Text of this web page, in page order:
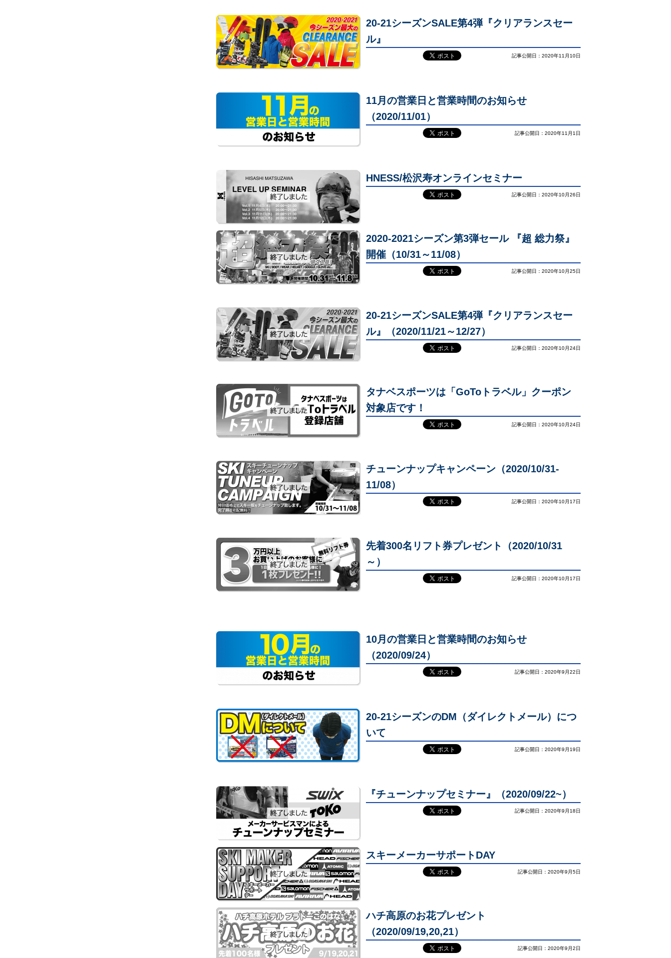
20-21シーズンSALE第4弾『クリアランスセー
ル』
記事公開日：2020年11月10日
11月の営業日と営業時間のお知らせ
（2020/11/01）
記事公開日：2020年11月1日
HNESS/松沢寿オンラインセミナー
記事公開日：2020年10月26日
2020-2021シーズン第3弾セール 『超 総力祭』
開催（10/31～11/08）
記事公開日：2020年10月25日
20-21シーズンSALE第4弾『クリアランスセー
ル』（2020/11/21～12/27）
記事公開日：2020年10月24日
タナベスポーツは「GoToトラベル」クーポン
対象店です！
記事公開日：2020年10月24日
チューンナップキャンペーン（2020/10/31-
11/08）
記事公開日：2020年10月17日
先着300名リフト券プレゼント（2020/10/31
～）
記事公開日：2020年10月17日
10月の営業日と営業時間のお知らせ
（2020/09/24）
記事公開日：2020年9月22日
20-21シーズンのDM（ダイレクトメール）につ
いて
記事公開日：2020年9月19日
『チューンナップセミナー』（2020/09/22~）
記事公開日：2020年9月18日
スキーメーカーサポートDAY
記事公開日：2020年9月5日
ハチ高原のお花プレゼント
（2020/09/19,20,21）
記事公開日：2020年9月2日